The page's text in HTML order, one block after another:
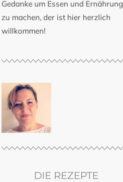
Gedanke um Essen und Ernährung
zu machen, der ist hier herzlich
willkommen!
DIE REZEPTE